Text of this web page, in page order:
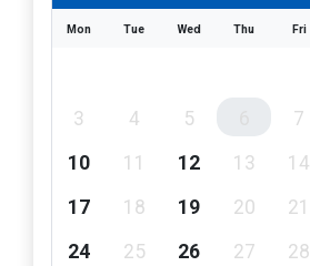
Mon Tue Wed Thu Fri
3
4 5 7
10
11 12 13 14
17
18 19 20 21
24
25 26 27 28